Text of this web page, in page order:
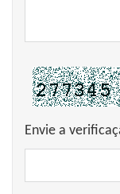
Envie a